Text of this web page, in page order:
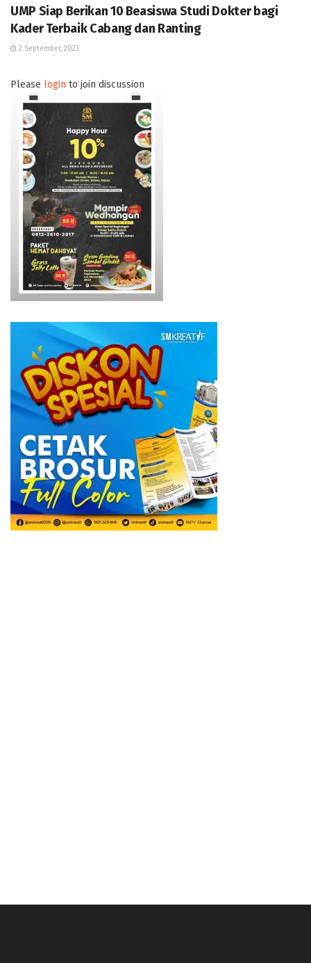
UMP Siap Berikan 10 Beasiswa Studi Dokter bagi
Kader Terbaik Cabang dan Ranting
2 September, 2023
Please login to join discussion